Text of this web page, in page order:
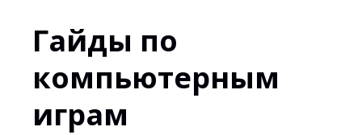
Гайды по
компьютерным
играм